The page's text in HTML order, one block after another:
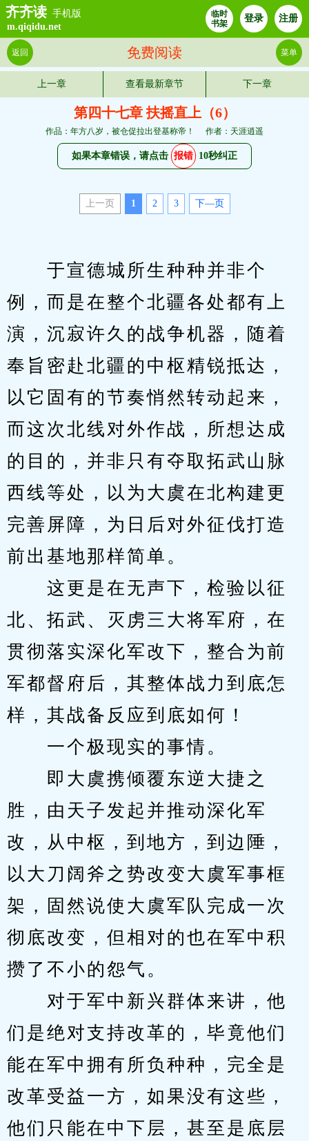
齐齐读 手机版
m.qiqidu.net
临时
书架
登录 注册
免费阅读
返回 菜单
上一章 查看最新章节 下一章
第四十七章 扶摇直上（6）
作品：年方八岁，被仓促拉出登基称帝！ 作者：天涯逍遥
如果本章错误，请点击 报错 10秒纠正
上一页 1 2 3 下—页
于宣德城所生种种并非个
例，而是在整个北疆各处都有上
演，沉寂许久的战争机器，随着
奉旨密赴北疆的中枢精锐抵达，
以它固有的节奏悄然转动起来，
而这次北线对外作战，所想达成
的目的，并非只有夺取拓武山脉
西线等处，以为大虞在北构建更
完善屏障，为日后对外征伐打造
前出基地那样简单。
这更是在无声下，检验以征
北、拓武、灭虏三大将军府，在
贯彻落实深化军改下，整合为前
军都督府后，其整体战力到底怎
样，其战备反应到底如何！
一个极现实的事情。
即大虞携倾覆东逆大捷之
胜，由天子发起并推动深化军
改，从中枢，到地方，到边陲，
以大刀阔斧之势改变大虞军事框
架，固然说使大虞军队完成一次
彻底改变，但相对的也在军中积
攒了不小的怨气。
对于军中新兴群体来讲，他
们是绝对支持改革的，毕竟他们
能在军中拥有所负种种，完全是
改革受益一方，如果没有这些，
他们只能在中下层，甚至是底层